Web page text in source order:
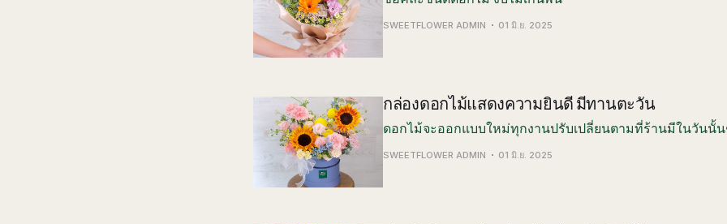
SWEETFLOWER ADMIN 01 มิ.ย. 2025
กล่องดอกไม้แสดงความยินดี มีทานตะวัน
ดอกไม้จะออกแบบใหม่ทุกงานปรับเปลี่ยนตามที่ร้านมีในวันนั้
SWEETFLOWER ADMIN 01 มิ.ย. 2025